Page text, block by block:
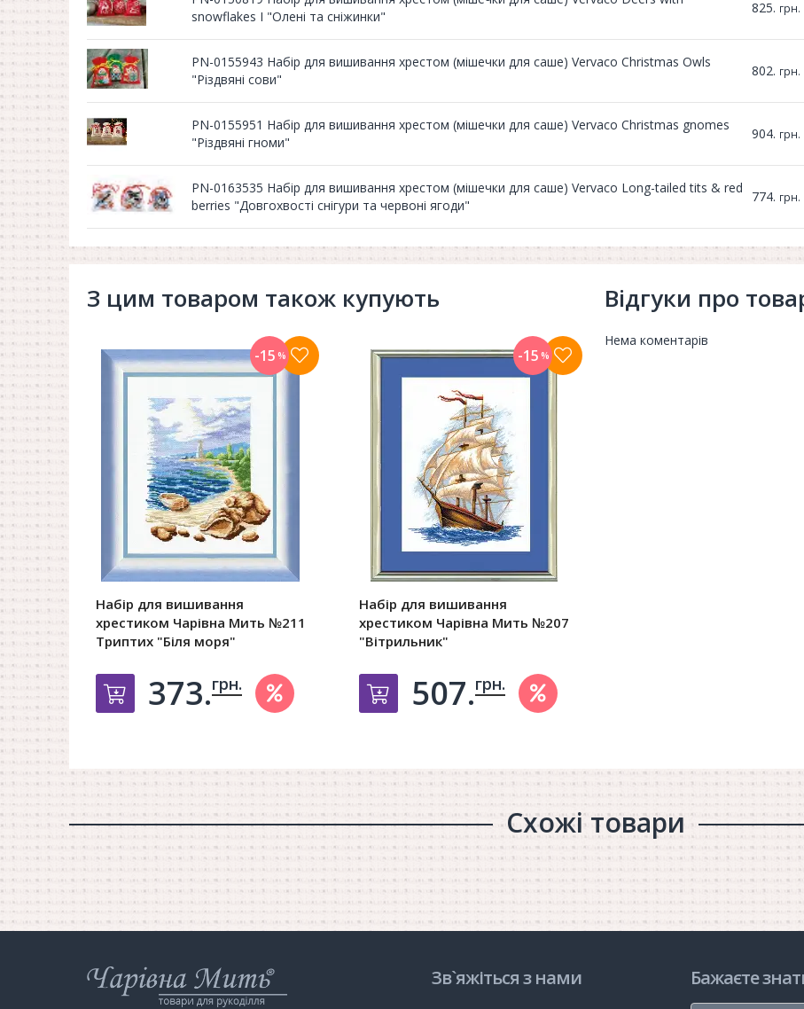
snowflakes I "Олені та сніжинки"
825. грн.
PN-0155943 Набір для вишивання хрестом (мішечки для саше) Vervaco Christmas Owls
"Різдвяні сови"
802. грн.
PN-0155951 Набір для вишивання хрестом (мішечки для саше) Vervaco Christmas gnomes
"Різдвяні гноми"
904. грн.
PN-0163535 Набір для вишивання хрестом (мішечки для саше) Vervaco Long-tailed tits & red
berries "Довгохвості снігури та червоні ягоди"
774. грн.
З цим товаром також купують
Набір для вишивання
хрестиком Чарівна Мить №211
Триптих "Біля моря"
Добавить в корзину
373.грн.
-15 %
Набір для вишивання
хрестиком Чарівна Мить №207
"Вітрильник"
Добавить в корзину
507.грн.
-15 %
Відгуки про
Нема коментарів
Схожі товари
Інтернет-
магазин
Зв`яжіться з нами Бажаєте